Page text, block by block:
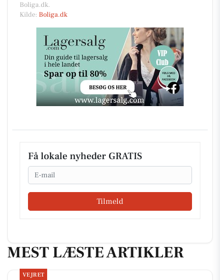
Boliga.dk.
Kilde: Boliga.dk
Få lokale nyheder GRATIS
Email
Tilmeld
MEST LÆSTE ARTIKLER
VEJRET